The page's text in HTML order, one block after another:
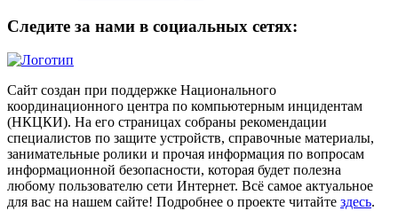
Следите за нами в социальных сетях:
Сайт создан при поддержке Национального
координационного центра по компьютерным инцидентам
(НКЦКИ). На его страницах собраны рекомендации
специалистов по защите устройств, справочные материалы,
занимательные ролики и прочая информация по вопросам
информационной безопасности, которая будет полезна
любому пользователю сети Интернет. Всё самое актуальное
для вас на нашем сайте! Подробнее о проекте читайте здесь.